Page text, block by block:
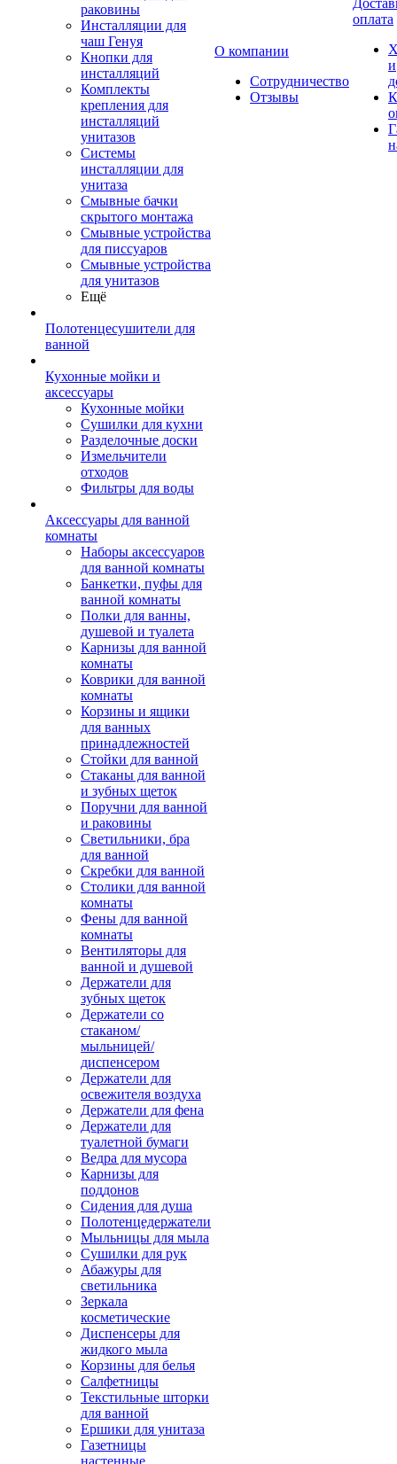
раковины
Инсталляции для
чаш Генуя
Кнопки для
инсталляций
Комплекты
крепления для
инсталляций
унитазов
Системы
инсталляции для
унитаза
Смывные бачки
скрытого монтажа
Смывные устройства
для писсуаров
Смывные устройства
для унитазов
Ещё
Полотенцесушители для
ванной
Кухонные мойки и
аксессуары
Кухонные мойки
Сушилки для кухни
Разделочные доски
Измельчители
отходов
Фильтры для воды
Аксессуары для ванной
комнаты
Наборы аксессуаров
для ванной комнаты
Банкетки, пуфы для
ванной комнаты
Полки для ванны,
душевой и туалета
Карнизы для ванной
комнаты
Коврики для ванной
комнаты
Корзины и ящики
для ванных
принадлежностей
Стойки для ванной
Стаканы для ванной
и зубных щеток
Поручни для ванной
и раковины
Светильники, бра
для ванной
Скребки для ванной
Столики для ванной
комнаты
Фены для ванной
комнаты
Вентиляторы для
ванной и душевой
Держатели для
зубных щеток
Держатели со
стаканом/
мыльницей/
диспенсером
Держатели для
освежителя воздуха
Держатели для фена
Держатели для
туалетной бумаги
Ведра для мусора
Карнизы для
поддонов
Сидения для душа
Полотенцедержатели
Мыльницы для мыла
Сушилки для рук
Абажуры для
светильника
Зеркала
косметические
Диспенсеры для
жидкого мыла
Корзины для белья
Салфетницы
Текстильные шторки
для ванной
Ершики для унитаза
Газетницы
настенные
О компании
Сотрудничество
Отзывы
оплата
и